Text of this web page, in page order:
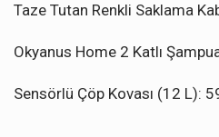
Taze Tutan Renkli Saklama
Okyanus Home 2 Katlı
Sensörlü Çöp Kovası (12 L):